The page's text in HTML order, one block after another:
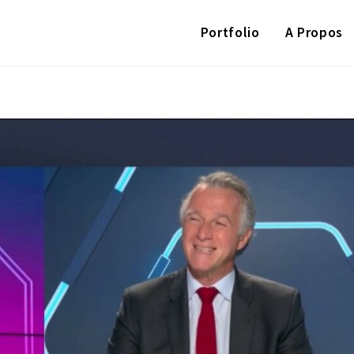
Portfolio A Propos